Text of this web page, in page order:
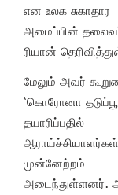
என உலக சுகாதார
அமைப்பின்
ரியான்
மேலும் அவர்
‘கொரோனா
தயாரிப்பதில்
முன்னேற்றம்
அடைந்துள்ளனர்.